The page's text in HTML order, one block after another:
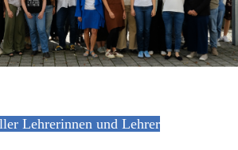
Lehrerinnen und Lehrer